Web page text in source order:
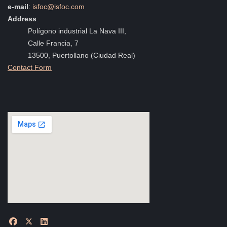
e-mail: isfoc@isfoc.com
Address:
Polígono industrial La Nava III,
Calle Francia, 7
13500, Puertollano (Ciudad Real)
Contact Form